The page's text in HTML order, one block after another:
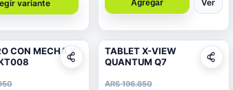
variante Agregar Ver
CON MECHA Y
TABLET X-VIEW
QUANTUM Q7
ARS 196.850